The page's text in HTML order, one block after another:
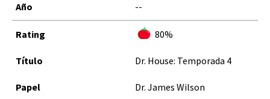
--
80%
Dr. House: Temporada 4
Dr. James Wilson